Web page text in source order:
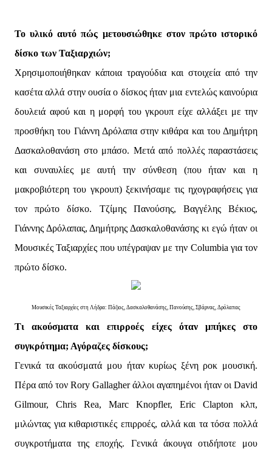
Το υλικό αυτό πώς μετουσιώθηκε στον πρώτο ιστορικό
δίσκο των Ταξιαρχιών;
Χρησιμοποιήθηκαν κάποια τραγούδια και στοιχεία από την
κασέτα αλλά στην ουσία ο δίσκος ήταν μια εντελώς καινούρια
δουλειά αφού και η μορφή του γκρουπ είχε αλλάξει με την
προσθήκη του Γιάννη Δρόλαπα στην κιθάρα και του Δημήτρη
Δασκαλοθανάση στο μπάσο. Μετά από πολλές παραστάσεις
και συναυλίες με αυτή την σύνθεση (που ήταν και η
μακροβιότερη του γκρουπ) ξεκινήσαμε τις ηχογραφήσεις για
τον πρώτο δίσκο. Τζίμης Πανούσης, Βαγγέλης Βέκιος,
Γιάννης Δρόλαπας, Δημήτρης Δασκαλοθανάσης κι εγώ ήταν οι
Μουσικές Ταξιαρχίες που υπέγραψαν με την Columbia για τον
πρώτο δίσκο.
Μουσικές Ταξιαρχίες στη Λήδρα: Πάζιος, Δασκαλοθανάσης, Πανούσης, Σβάρνας, Δρόλαπας
Τι ακούσματα και επιρροές είχες όταν μπήκες στο
συγκρότημα; Αγόραζες δίσκους;
Γενικά τα ακούσματά μου ήταν κυρίως ξένη ροκ μουσική.
Πέρα από τον Rory Gallagher άλλοι αγαπημένοι ήταν οι David
Gilmour, Chris Rea, Marc Knopfler, Eric Clapton κλπ,
μιλώντας για κιθαριστικές επιρροές, αλλά και τα τόσα πολλά
συγκροτήματα της εποχής. Γενικά άκουγα οτιδήποτε μου